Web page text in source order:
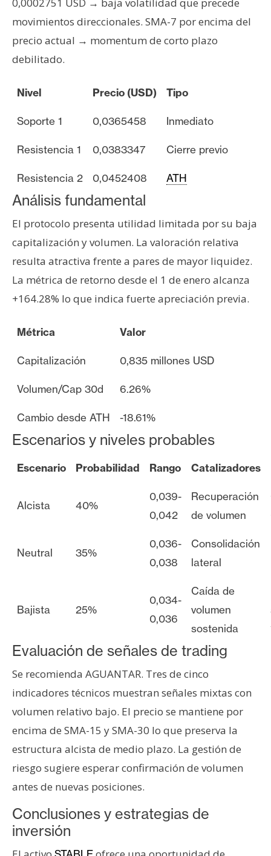
n
t
a
c
P
b
i
i
d
a
movimientos direccionales. SMA-7 por encima del
precio actual → momentum de corto plazo
debilitado.
Nivel Precio (USD) Tipo
Soporte 1 0,0365458 Inmediato
Resistencia 1 0,0383347 Cierre previo
Resistencia 2 0,0452408 ATH
Análisis fundamental
El protocolo presenta utilidad limitada por su baja
capitalización y volumen. La valoración relativa
resulta atractiva frente a pares de mayor liquidez.
La métrica de retorno desde el 1 de enero alcanza
+164.28% lo que indica fuerte apreciación previa.
Métrica Valor
Capitalización 0,835 millones USD
Volumen/Cap 30d 6.26%
Cambio desde ATH -18.61%
Escenarios y niveles probables
Escenario Probabilidad Rango Catalizadores
Alcista 40%
0,039-
0,042
Recuperación
de volumen
Neutral 35%
0,036-
0,038
Consolidación
lateral
Bajista 25%
0,034-
0,036
Caída de
volumen
sostenida
Evaluación de señales de trading
Se recomienda AGUANTAR. Tres de cinco
indicadores técnicos muestran señales mixtas con
volumen relativo bajo. El precio se mantiene por
encima de SMA-15 y SMA-30 lo que preserva la
estructura alcista de medio plazo. La gestión de
riesgo sugiere esperar confirmación de volumen
antes de nuevas posiciones.
Conclusiones y estrategias de
inversión